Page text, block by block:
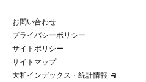
金融経済教育等
マルチステークホルダー方針
大和総研の歩み
グループ会社
経験者採用
お問い合わせ
プライバシーポリシー
サイトポリシー
サイトマップ
大和インデックス・統計情報